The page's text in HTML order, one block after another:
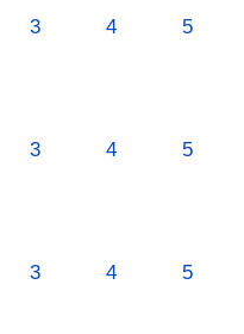
3 4 5
3 4 5
3 4 5